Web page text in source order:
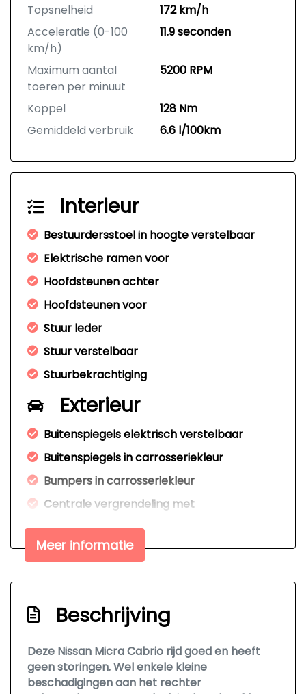
Topsnelheid
172 km/h
Acceleratie (0-100
km/h)
11.9 seconden
Maximum aantal
toeren per minuut
5200 RPM
Koppel
128 Nm
Gemiddeld verbruik
6.6 l/100km
Interieur
Bestuurdersstoel in hoogte verstelbaar
Elektrische ramen voor
Hoofdsteunen achter
Hoofdsteunen voor
Stuur leder
Stuur verstelbaar
Stuurbekrachtiging
Exterieur
Buitenspiegels elektrisch verstelbaar
Buitenspiegels in carrosseriekleur
Bumpers in carrosseriekleur
Centrale vergrendeling met
Mistlampen voor
Panoramadak
Anti blokkeer systeem
Bestuurdersairbag
Elektronische remkrachtverdeling
Meer informatie
Beschrijving
Deze Nissan Micra Cabrio rijd goed en heeft
geen storingen. Wel enkele kleine
beschadigingen aan het rechter